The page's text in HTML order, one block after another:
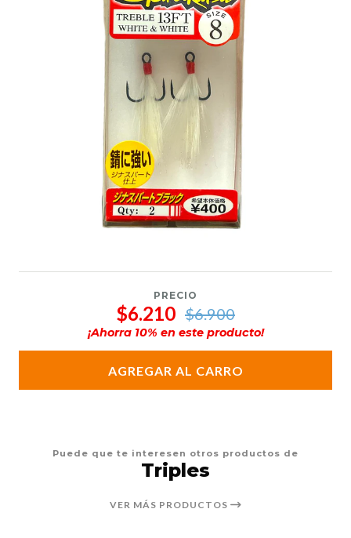
PRECIO
$6.210 $6.900
¡Ahorra 10% en este producto!
AGREGAR AL CARRO
Puede que te interesen otros productos de
Triples
VER MÁS PRODUCTOS